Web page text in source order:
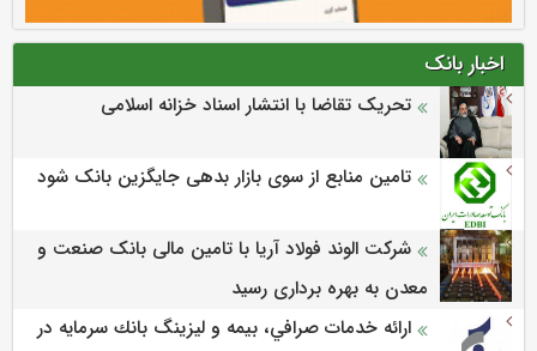
اخبار بانک
تحریک تقاضا با انتشار اسناد خزانه اسلامی
تامین منابع از سوی بازار بدهی جایگزین بانک شود
شرکت الوند فولاد آریا با تامین مالی بانک صنعت و
معدن به بهره برداری رسید
ارائه خدمات صرافي، بيمه و ليزينگ بانك سرمايه در